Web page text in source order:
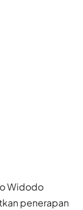
Widodo
penerapan